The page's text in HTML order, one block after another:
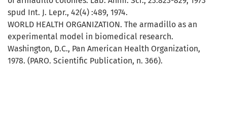
spud Int. J. Lepr., 42(4) :489, 1974.
WORLD HEALTH ORGANIZATION. The armadillo as an
experimental model in biomedical research.
Washington, D.C., Pan American Health Organization,
1978. (PARO. Scientific Publication, n. 366).